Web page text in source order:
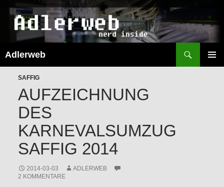
Adlerweb
SPRINGEN
SAFFIG
AUFZEICHNUNG
DES
KARNEVALSUMZUG
SAFFIG 2014
2014-03-03
ADLERWEB
2 KOMMENTARE